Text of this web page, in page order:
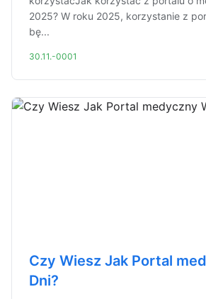
2025? W roku 2025, korzystanie z
bę...
30.11.-0001
Czy Wiesz Jak Portal
Dni?